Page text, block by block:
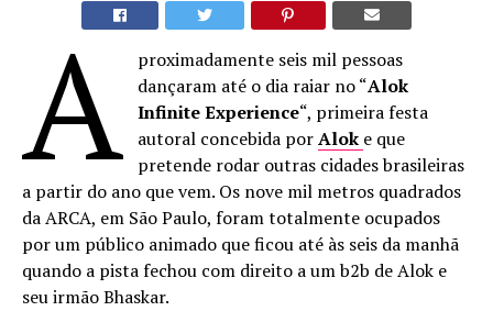
A
proximadamente seis mil pessoas
dançaram até o dia raiar no “Alok
Infinite Experience“, primeira festa
autoral concebida porAlok e que
pretende rodar outras cidades brasileiras
a partir do ano que vem. Os nove mil metros quadrados
da ARCA, em São Paulo, foram totalmente ocupados
por um público animado que ficou até às seis da manhã
quando a pista fechou com direito a um b2b de Alok e
seu irmão Bhaskar.